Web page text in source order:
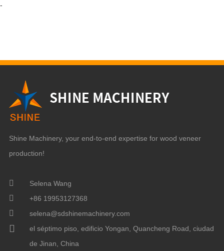
-
Shine Machinery, your end-to-end expertise for wood veneer
production!
Selena Wang
+86 19953127368
selena@sdshinemachinery.com
el séptimo piso, edificio Yongan, Quancheng Road, ciudad
de Jinan, China